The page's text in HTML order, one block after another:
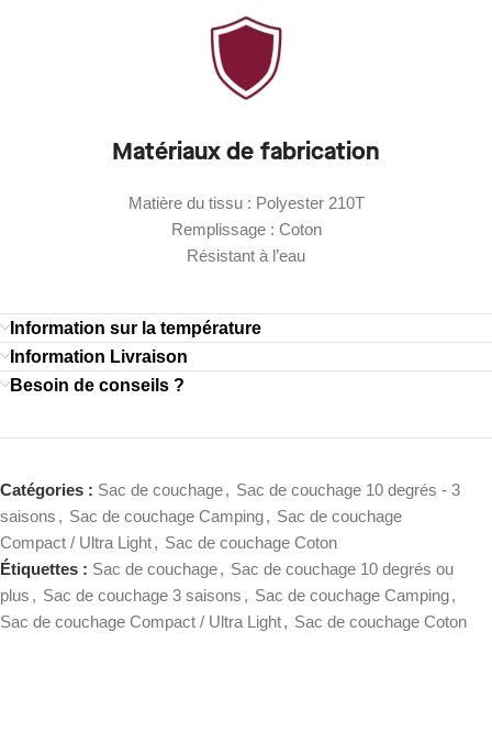
Matériaux de fabrication
Matière du tissu : Polyester 210T
Remplissage : Coton
Résistant à l’eau
Information sur la température
Information Livraison
Besoin de conseils ?
Catégories : Sac de couchage, Sac de couchage 10 degrés - 3
saisons , Sac de couchage Camping, Sac de couchage
Compact / Ultra Light, Sac de couchage Coton
Étiquettes : Sac de couchage, Sac de couchage 10 degrés ou
plus , Sac de couchage 3 saisons , Sac de couchage Camping,
Sac de couchage Compact / Ultra Light, Sac de couchage Coton